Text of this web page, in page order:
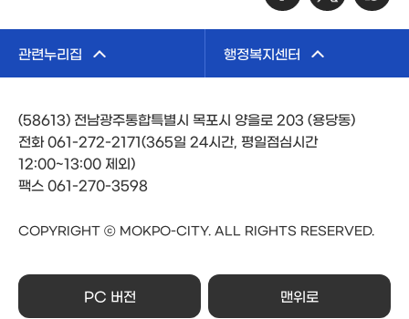
관련누리집 행정복지센터
(58613) 전남광주통합특별시 목포시 양을로 203 (용당동)
전화 061-272-2171(365일 24시간, 평일점심시간
12:00~13:00 제외)
팩스 061-270-3598
COPYRIGHT ⓒ MOKPO-CITY. ALL RIGHTS RESERVED.
PC 버전 맨위로